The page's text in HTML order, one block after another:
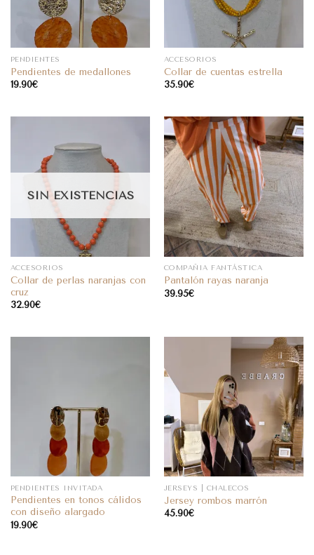
PENDIENTES
Pendientes de medallones
19.90€
ACCESORIOS
Collar de cuentas estrella
35.90€
SIN EXISTENCIAS
ACCESORIOS
Collar de perlas naranjas con
cruz
32.90€
COMPAÑIA FANTÁSTICA
Pantalón rayas naranja
39.95€
PENDIENTES INVITADA
Pendientes en tonos cálidos
con diseño alargado
19.90€
JERSEYS | CHALECOS
Jersey rombos marrón
45.90€